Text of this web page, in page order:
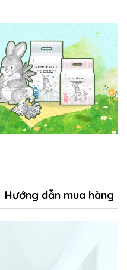
Hướng dẫn mua hàng